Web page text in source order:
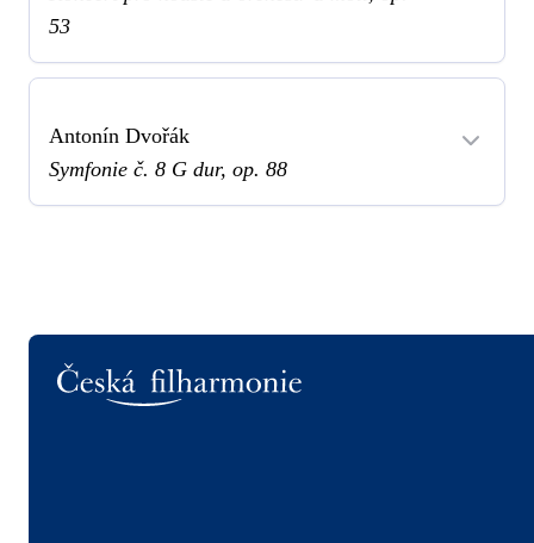
53
Antonín Dvořák
Symfonie č. 8 G dur, op. 88